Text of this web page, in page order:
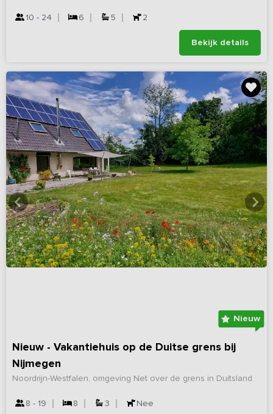
10 - 24 6 5 2
Bekijk details
Nieuw
Nieuw - Vakantiehuis op de Duitse grens bij
Nijmegen
Noordrijn-Westfalen, omgeving Net over de grens in Duitsland
8 - 19 8 3 Nee